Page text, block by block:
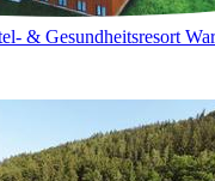
& Gesundheitsresort